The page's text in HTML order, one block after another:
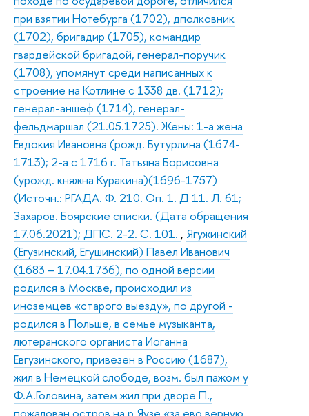
при взятии Нотебурга (1702), дполковник
(1702), бригадир (1705), командир
гвардейской бригадой, генерал-поручик
(1708), упомянут среди написанных к
строение на Котлине с 1338 дв. (1712);
генерал-аншеф (1714), генерал-
фельдмаршал (21.05.1725). Жены: 1-а жена
Евдокия Ивановна (рожд. Бутурлина (1674-
1713); 2-а с 1716 г. Татьяна Борисовна
(урожд. княжна Куракина)(1696-1757)
(Источн.: РГАДА. Ф. 210. Оп. 1. Д 11. Л. 61;
Захаров. Боярские списки. (Дата обращения
17.06.2021); ДПС. 2-2. С. 101. , Ягужинский
(Егузинский, Егушинский) Павел Иванович
(1683 – 17.04.1736), по одной версии
родился в Москве, происходил из
иноземцев «старого выезду», по другой -
родился в Польше, в семье музыканта,
лютеранского органиста Иоганна
Евгузинского, привезен в Россию (1687),
жил в Немецкой слободе, возм. был пажом у
Ф.А.Головина, затем жил при дворе П.,